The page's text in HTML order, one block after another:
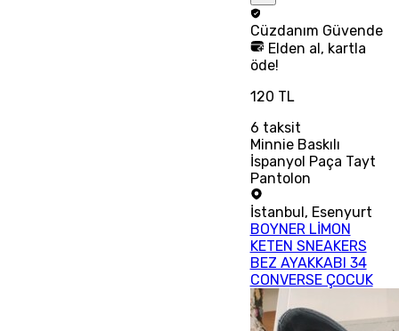
Cüzdanım Güvende
Elden al, kartla
öde!
120 TL
6 taksit
Minnie Baskılı
İspanyol Paça Tayt
Pantolon
İstanbul , Esenyurt
BOYNER LİMON
KETEN SNEAKERS
BEZ AYAKKABI 34
CONVERSE ÇOCUK